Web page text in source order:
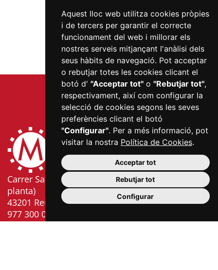
Aquest lloc web utilitza cookies pròpies
i de tercers per garantir el correcte
funcionament del web i millorar els
nostres serveis mitjançant l'anàlisi dels
seus hàbits de navegació. Pot acceptar
o rebutjar totes les cookies clicant el
botó d' "Acceptar tot"o "Rebutjar tot",
respectivament, així com configurar la
selecció de cookies segons les seves
preferències clicant el botó
"Configurar". Per a més informació, pot
visitar la nostra Política de Cookies.
Acceptar tot
Rebutjar tot
Configurar
Carrer Sardà i Cailà, s/n (edifici Mercat Central, 2a
planta)
43201 Reus
977 300 006